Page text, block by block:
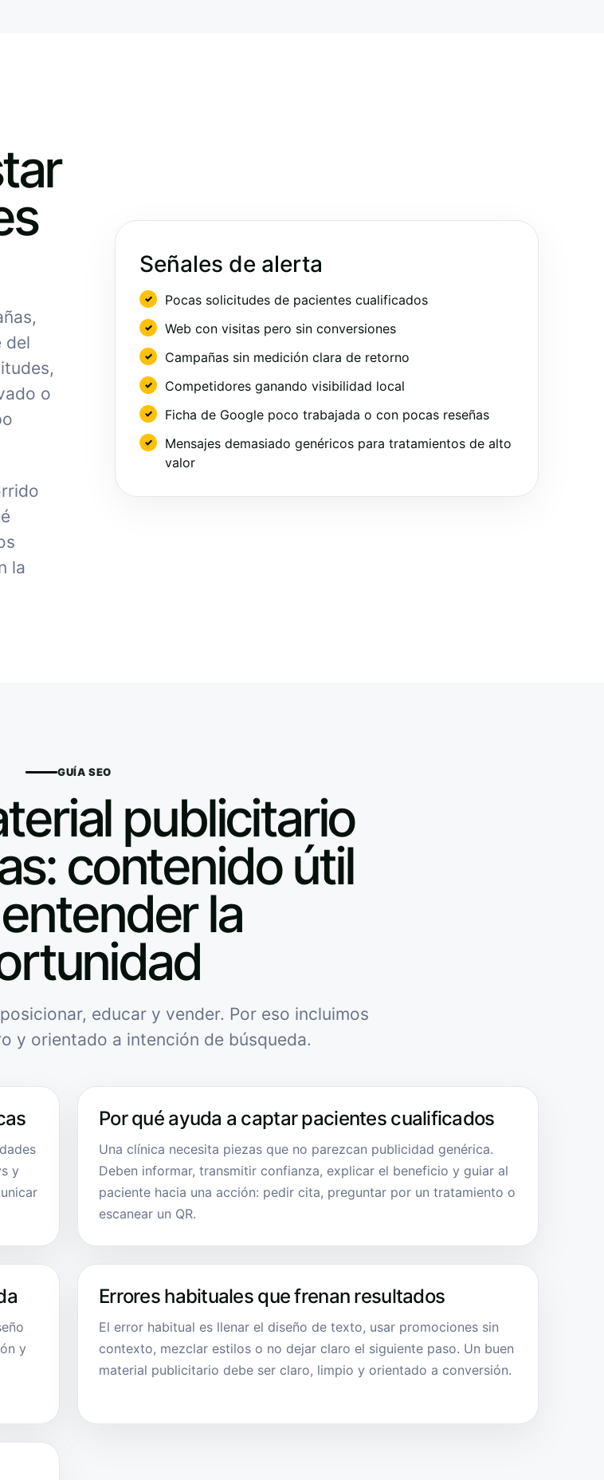
del
o
la
Señales de alerta
Pocas solicitudes de pacientes cualificados
Web con visitas pero sin conversiones
Campañas sin medición clara de retorno
Competidores ganando visibilidad local
Ficha de Google poco trabajada o con pocas reseñas
Mensajes demasiado genéricos para tratamientos de alto
valor
GUÍA SEO
publicitario
contenido útil
la
educar y vender. Por eso incluimos
y orientado a intención de búsqueda.
y
Por qué ayuda a captar pacientes cualificados
Una clínica necesita piezas que no parezcan publicidad genérica.
Deben informar, transmitir confianza, explicar el beneficio y guiar al
paciente hacia una acción: pedir cita, preguntar por un tratamiento o
escanear un QR.
y
Errores habituales que frenan resultados
El error habitual es llenar el diseño de texto, usar promociones sin
contexto, mezclar estilos o no dejar claro el siguiente paso. Un buen
material publicitario debe ser claro, limpio y orientado a conversión.